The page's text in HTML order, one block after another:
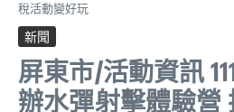
稅活動變好玩
新聞
屏東市/活動資訊
辦水彈射擊體驗營